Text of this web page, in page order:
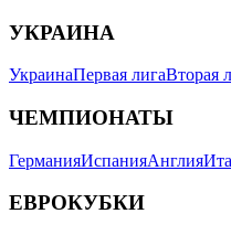
УКРАИНА
УкраинаПервая лигаВторая
ЧЕМПИОНАТЫ
ГерманияИспанияАнглия
ЕВРОКУБКИ